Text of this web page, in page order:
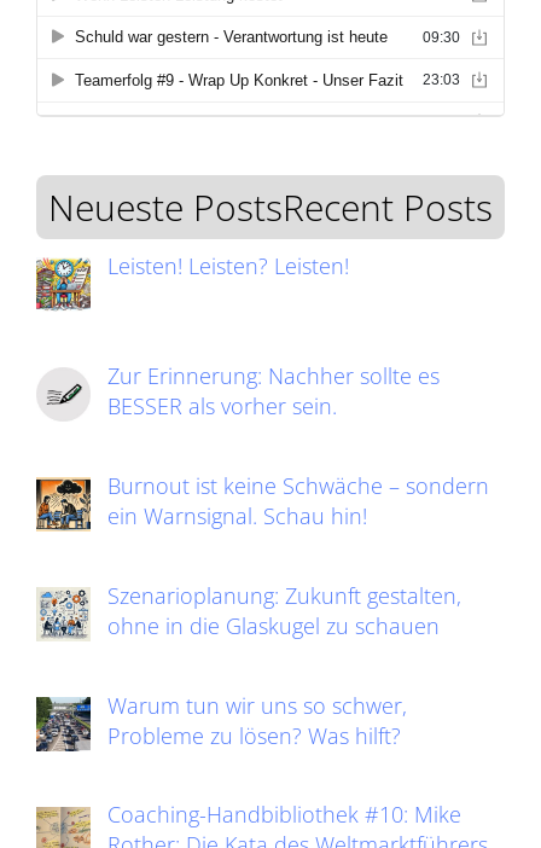
Neueste PostsRecent Posts
Leisten! Leisten? Leisten!
Zur Erinnerung: Nachher sollte es
BESSER als vorher sein.
Burnout ist keine Schwäche – sondern
ein Warnsignal. Schau hin!
Szenarioplanung: Zukunft gestalten,
ohne in die Glaskugel zu schauen
Warum tun wir uns so schwer,
Probleme zu lösen? Was hilft?
Coaching-Handbibliothek #10: Mike